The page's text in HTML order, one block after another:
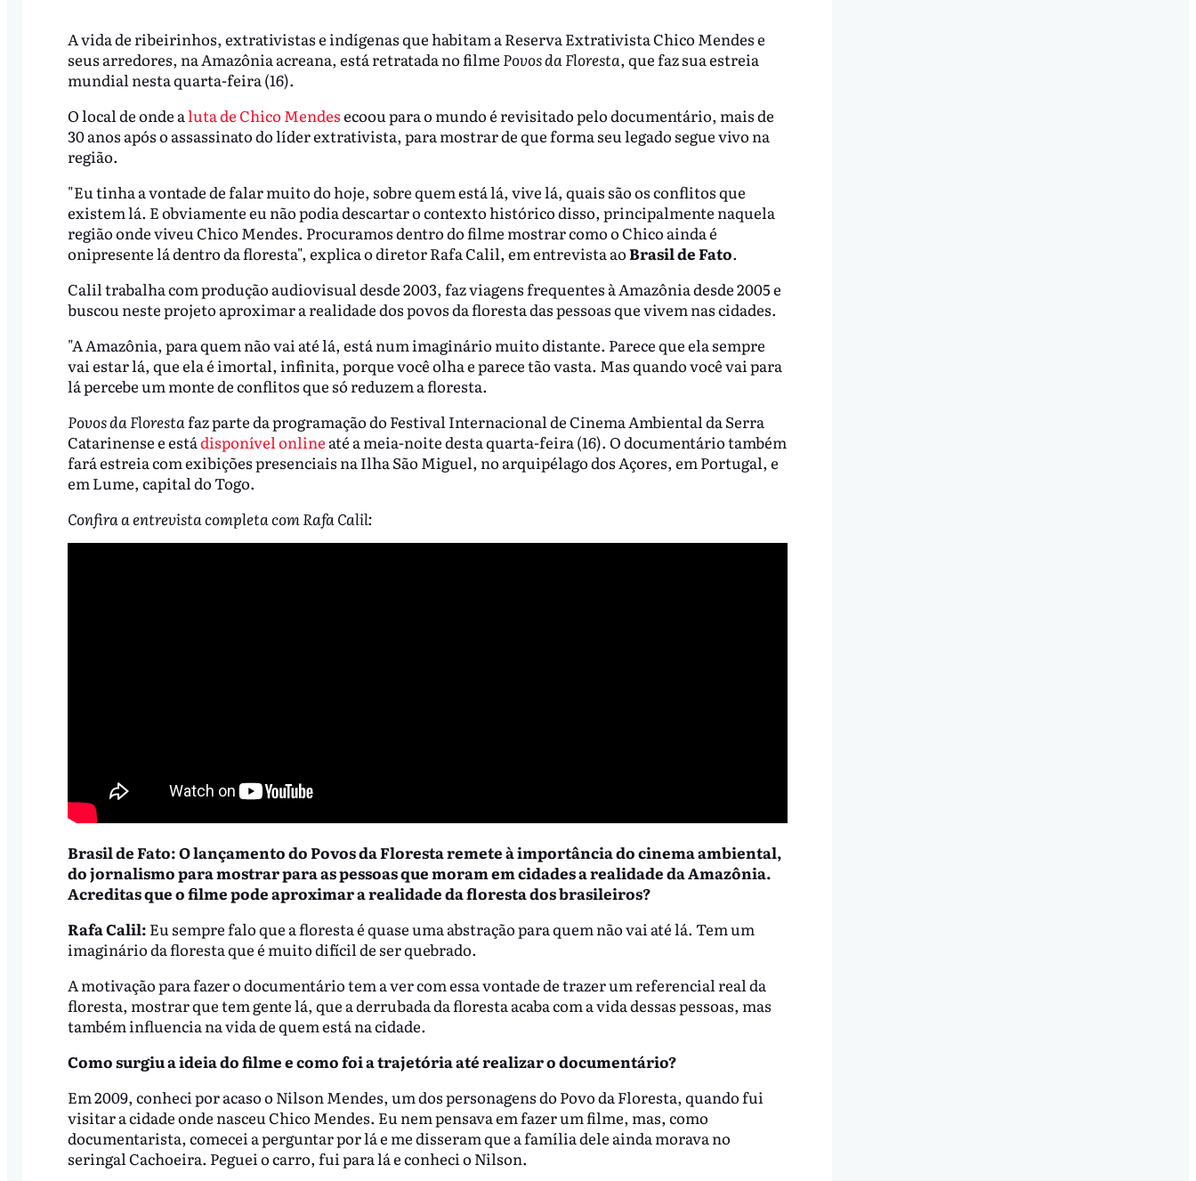
A vida de ribeirinhos, extrativistas e indígenas que habitam a Reserva Extrativista Chico Mendes e
seus arredores, na Amazônia acreana, está retratada no filme Povos da Floresta, que faz sua estreia
mundial nesta quarta-feira (16).
O local de onde aluta de Chico Mendesecoou para o mundo é revisitado pelo documentário, mais de
30 anos após o assassinato do líder extrativista, para mostrar de que forma seu legado segue vivo na
região.
"Eu tinha a vontade de falar muito do hoje, sobre quem está lá, vive lá, quais são os conflitos que
existem lá. E obviamente eu não podia descartar o contexto histórico disso, principalmente naquela
região onde viveu Chico Mendes. Procuramos dentro do filme mostrar como o Chico ainda é
onipresente lá dentro da floresta", explica o diretor Rafa Calil, em entrevista aoBrasil de Fato.
Calil trabalha com produção audiovisual desde 2003, faz viagens frequentes à Amazônia desde 2005 e
buscou neste projeto aproximar a realidade dos povos da floresta das pessoas que vivem nas cidades.
"A Amazônia, para quem não vai até lá, está num imaginário muito distante. Parece que ela sempre
vai estar lá, que ela é imortal, infinita, porque você olha e parece tão vasta. Mas quando você vai para
lá percebe um monte de conflitos que só reduzem a floresta.
Povos da Floresta faz parte da programação do Festival Internacional de Cinema Ambiental da Serra
Catarinense e estádisponível online até a meia-noite desta quarta-feira (16). O documentário também
fará estreia com exibições presenciais na Ilha São Miguel, no arquipélago dos Açores, em Portugal, e
em Lume, capital do Togo.
Confira a entrevista completa com Rafa Calil:
Brasil de Fato: O lançamento do Povos da Floresta remete à importância do cinema ambiental,
do jornalismo para mostrar para as pessoas que moram em cidades a realidade da Amazônia.
Acreditas que o filme pode aproximar a realidade da floresta dos brasileiros?
Rafa Calil: Eu sempre falo que a floresta é quase uma abstração para quem não vai até lá. Tem um
imaginário da floresta que é muito difícil de ser quebrado.
A motivação para fazer o documentário tem a ver com essa vontade de trazer um referencial real da
floresta, mostrar que tem gente lá, que a derrubada da floresta acaba com a vida dessas pessoas, mas
também influencia na vida de quem está na cidade.
Como surgiu a ideia do filme e como foi a trajetória até realizar o documentário?
Em 2009, conheci por acaso o Nilson Mendes, um dos personagens do Povo da Floresta, quando fui
visitar a cidade onde nasceu Chico Mendes. Eu nem pensava em fazer um filme, mas, como
documentarista, comecei a perguntar por lá e me disseram que a família dele ainda morava no
seringal Cachoeira. Peguei o carro, fui para lá e conheci o Nilson.